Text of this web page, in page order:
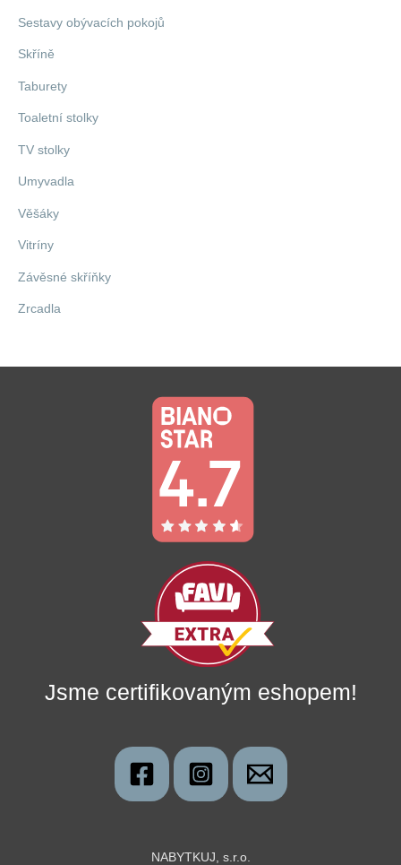
Sestavy obývacích pokojů
Skříně
Taburety
Toaletní stolky
TV stolky
Umyvadla
Věšáky
Vitríny
Závěsné skříňky
Zrcadla
Jsme certifikovaným eshopem!
NABYTKUJ, s.r.o.